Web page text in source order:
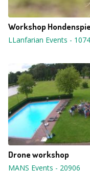
Workshop
LLanfarian Events -
Drone workshop
MANS Events - 20906